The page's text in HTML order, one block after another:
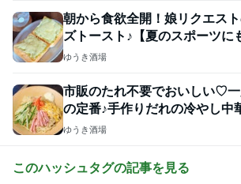
朝から食欲全開！娘リクエス
ズトースト♪【夏のスポーツに
トル】
ゆうき酒場
市販のたれ不要でおいしい♡
の定番♪手作りだれの冷やし中
ゆうき酒場
このハッシュタグの記事を見る